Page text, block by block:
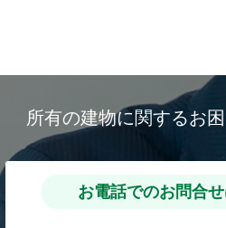
所有の建物に関するお
お電話でのお問合